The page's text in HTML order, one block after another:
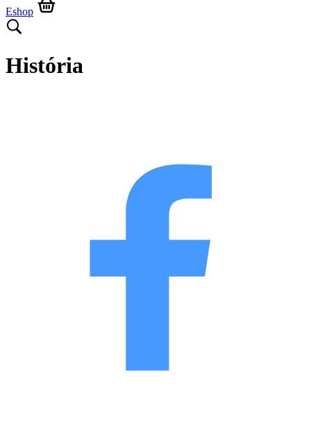
Eshop
História